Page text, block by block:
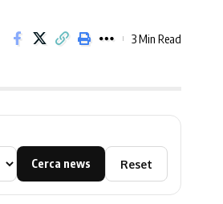
3 Min Read
Cerca news Reset